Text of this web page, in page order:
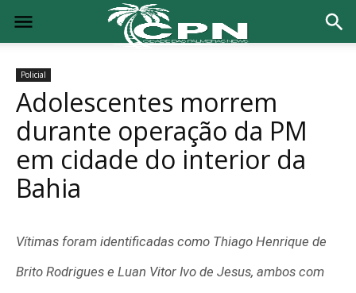
Policial
Adolescentes morrem
durante operação da PM
em cidade do interior da
Bahia
Vítimas foram identificadas como Thiago Henrique de
Brito Rodrigues e Luan Vitor Ivo de Jesus, ambos com